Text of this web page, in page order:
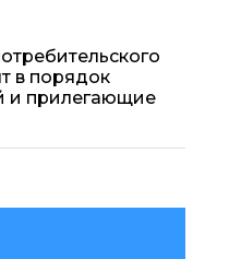
в порядок
и прилегающие